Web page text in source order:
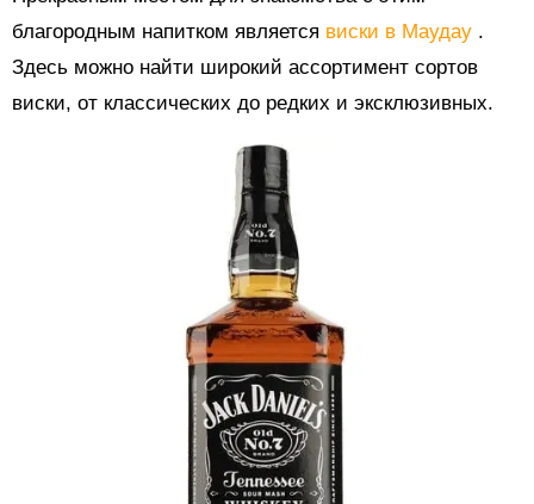
благородным напитком является виски в Маудау .
Здесь можно найти широкий ассортимент сортов
виски, от классических до редких и эксклюзивных.